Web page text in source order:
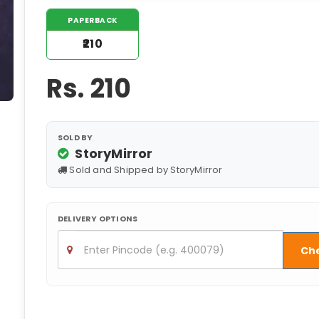
PAPERBACK
₹210
Rs. 210
SOLD BY
StoryMirror
Sold and Shipped by StoryMirror
DELIVERY OPTIONS